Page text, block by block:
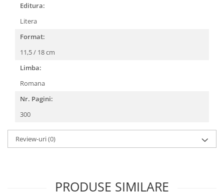
Editura:
Litera
Format:
11,5 / 18 cm
Limba:
Romana
Nr. Pagini:
300
Review-uri(0)
PRODUSE SIMILARE